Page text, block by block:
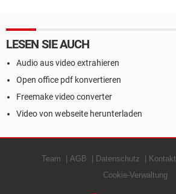
LESEN SIE AUCH
Audio aus video extrahieren
Open office pdf konvertieren
Freemake video converter
Video von webseite herunterladen
Team AGB Datenschutz Kontakt
Cookie-Verwaltung